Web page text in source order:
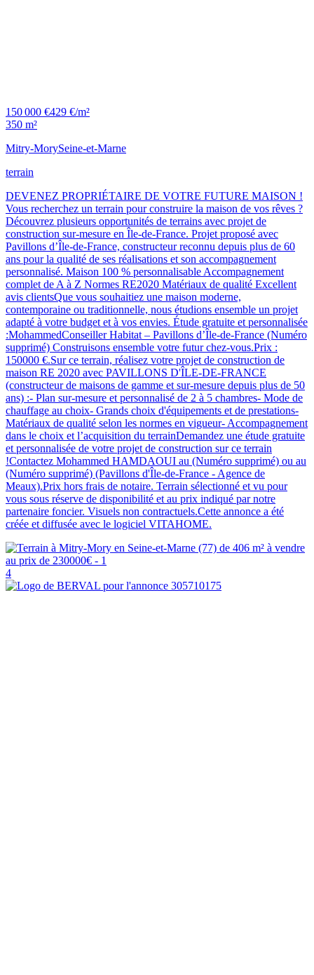
150 000 €429 €/m²
350 m²
Mitry-MorySeine-et-Marne
terrain
DEVENEZ PROPRIÉTAIRE DE VOTRE FUTURE MAISON !
Vous recherchez un terrain pour construire la maison de vos rêves ?
Découvrez plusieurs opportunités de terrains avec projet de
construction sur-mesure en Île-de-France. Projet proposé avec
Pavillons d’Île-de-France, constructeur reconnu depuis plus de 60
ans pour la qualité de ses réalisations et son accompagnement
personnalisé. Maison 100 % personnalisable Accompagnement
complet de A à Z Normes RE2020 Matériaux de qualité Excellent
avis clientsQue vous souhaitiez une maison moderne,
contemporaine ou traditionnelle, nous étudions ensemble un projet
adapté à votre budget et à vos envies. Étude gratuite et personnalisée
:MohammedConseiller Habitat – Pavillons d’Île-de-France (Numéro
supprimé) Construisons ensemble votre futur chez-vous.Prix :
150000 €.Sur ce terrain, réalisez votre projet de construction de
maison RE 2020 avec PAVILLONS D'ÎLE-DE-FRANCE
(constructeur de maisons de gamme et sur-mesure depuis plus de 50
ans) :- Plan sur-mesure et personnalisé de 2 à 5 chambres- Mode de
chauffage au choix- Grands choix d'équipements et de prestations-
Matériaux de qualité selon les normes en vigueur- Accompagnement
dans le choix et l’acquisition du terrainDemandez une étude gratuite
et personnalisée de votre projet de construction sur ce terrain
!Contactez Mohammed HAMDAOUI au (Numéro supprimé) ou au
(Numéro supprimé) (Pavillons d'Île-de-France - Agence de
Meaux).Prix hors frais de notaire. Terrain sélectionné et vu pour
vous sous réserve de disponibilité et au prix indiqué par notre
partenaire foncier. Visuels non contractuels.Cette annonce a été
créée et diffusée avec le logiciel VITAHOME.
4